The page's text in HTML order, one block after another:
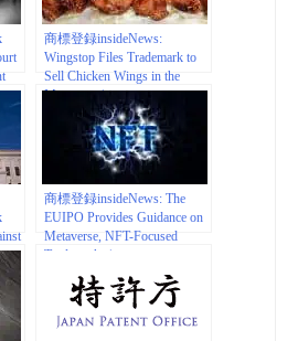
商標登録insideNews:
Wingstop Files Trademark to
Sell Chicken Wings in the
Metaverse |
businessinsider.com
商標登録insideNews: The
EUIPO Provides Guidance on
Metaverse, NFT-Focused
Trademarks |
thefashionlaw.com